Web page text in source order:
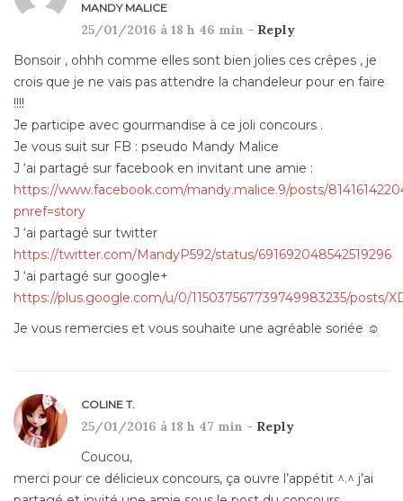
MANDY MALICE
25/01/2016 à 18 h 46 min - Reply
Bonsoir , ohhh comme elles sont bien jolies ces crêpes , je
crois que je ne vais pas attendre la chandeleur pour en faire
!!!!
Je participe avec gourmandise à ce joli concours .
Je vous suit sur FB : pseudo Mandy Malice
J ‘ai partagé sur facebook en invitant une amie :
https://www.facebook.com/mandy.malice.9/posts/
pnref=story
J ‘ai partagé sur twitter
https://twitter.com/MandyP592/status/691692048542519296
J ‘ai partagé sur google+
https://plus.google.com/u/0/115037567739749983235/posts/
Je vous remercies et vous souhaite une agréable soriée ☺
COLINE T.
25/01/2016 à 18 h 47 min - Reply
Coucou,
merci pour ce délicieux concours, ça ouvre l’appétit ^.^ j’ai